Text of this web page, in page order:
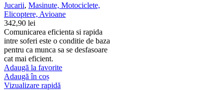
Jucarii, Masinute, Motociclete,
Elicoptere, Avioane
342,90 lei
Comunicarea eficienta si rapida
intre soferi este o conditie de baza
pentru ca munca sa se desfasoare
cat mai eficient.
Adaugă la favorite
Adaugă în coș
Vizualizare rapidă